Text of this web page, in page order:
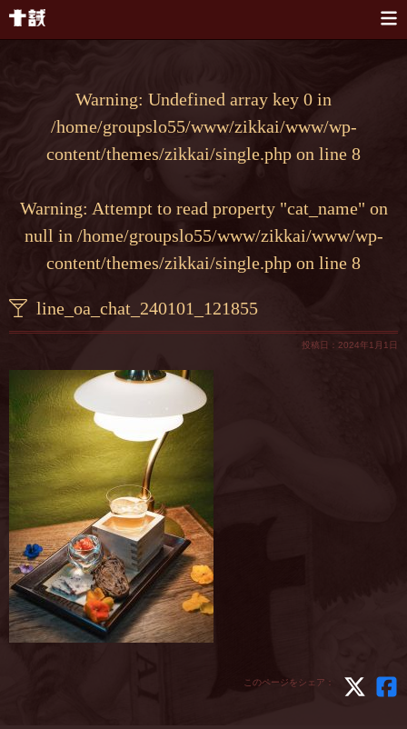
Warning: Undefined array key 0 in
/home/groupslo55/www/zikkai/www/wp-
content/themes/zikkai/single.php on line 8
Warning: Attempt to read property "cat_name" on
null in /home/groupslo55/www/zikkai/www/wp-
content/themes/zikkai/single.php on line 8
line_oa_chat_240101_121855
投稿日：2024年1月1日
このページをシェア：